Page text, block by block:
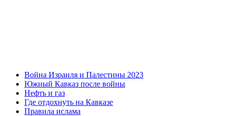
Война Израиля и Палестины 2023
Южный Кавказ после войны
Нефть и газ
Где отдохнуть на Кавказе
Правила ислама